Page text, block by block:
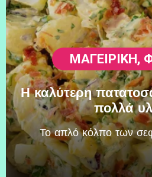
ΜΑΓΕΙΡΙΚΗ,
Η καλύτερη
πολλά
Το απλό κόλπο των σεφ